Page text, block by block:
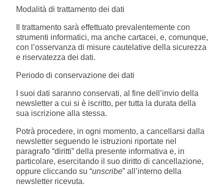
Outlet
Helan x Genoa
Isolani x Genoa
Gift Card Online Store
Modalità di trattamento dei dati
Il trattamento sarà effettuato prevalentemente con
strumenti informatici, ma anche cartacei, e, comunque,
con l’osservanza di misure cautelative della sicurezza
e riservatezza dei dati.
Periodo di conservazione dei dati
I suoi dati saranno conservati, al fine dell’invio della
newsletter a cui si è iscritto, per tutta la durata della
sua iscrizione alla stessa.
Potrà procedere, in ogni momento, a cancellarsi dalla
newsletter seguendo le istruzioni riportate nel
paragrafo “diritti” della presente informativa e, in
particolare, esercitando il suo diritto di cancellazione,
oppure cliccando su “unscribe” all’interno della
newsletter ricevuta.